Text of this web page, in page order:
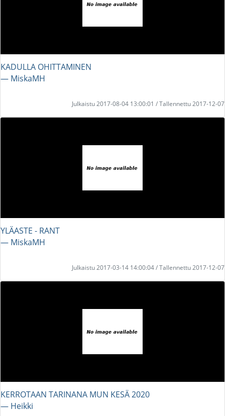
KADULLA OHITTAMINEN
― MiskaMH
Julkaistu 2017-08-04 13:00:01 / Tallennettu 2017-12-07
YLÄASTE - RANT
― MiskaMH
Julkaistu 2017-03-14 14:00:04 / Tallennettu 2017-12-07
KERROTAAN TARINANA MUN KESÄ 2020
― Heikki